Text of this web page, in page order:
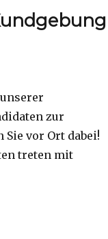
zur
vor Ort dabei!
treten mit